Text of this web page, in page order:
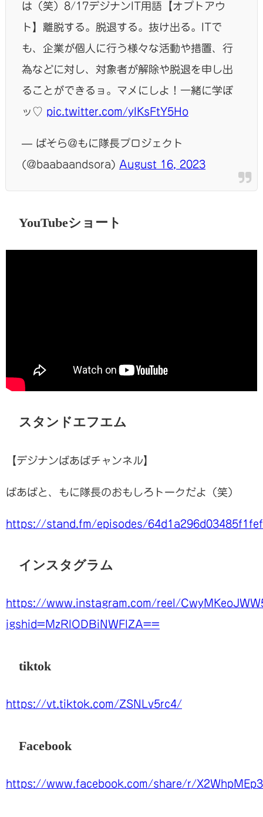
は（笑）8/17デジナンIT用語【オプトアウ
ト】離脱する。脱退する。抜け出る。ITで
も、企業が個人に行う様々な活動や措置、行
為などに対し、対象者が解除や脱退を申し出
ることができるョ。マメにしよ！一緒に学ぼ
ッ♡ pic.twitter.com/yIKsFtY5Ho
— ばそら@もに隊長プロジェクト
(@baabaandsora) August 16, 2023
YouTubeショート
スタンドエフエム
【デジナンばあばチャンネル】
ばあばと、もに隊長のおもしろトークだよ（笑）
https://stand.fm/episodes/
インスタグラム
https://www.instagram.com/reel/
igshid=MzRlODBiNWFlZA==
tiktok
https://vt.tiktok.com/ZSNLv5rc4/
Facebook
https://www.facebook.com/share/r/